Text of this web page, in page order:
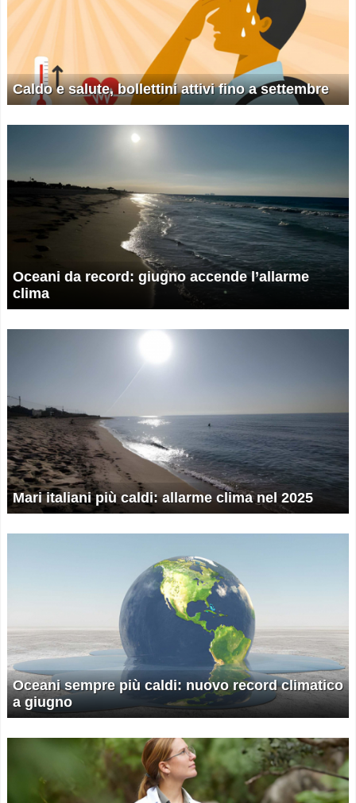
Caldo e salute, bollettini attivi fino a settembre
Oceani da record: giugno accende l’allarme
clima
Mari italiani più caldi: allarme clima nel 2025
Oceani sempre più caldi: nuovo record climatico
a giugno